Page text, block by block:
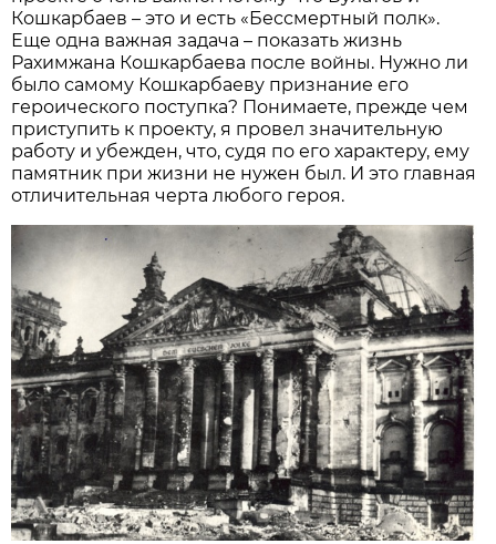
Кошкарбаев – это и есть «Бессмертный полк».
Еще одна важная задача – показать жизнь
Рахимжана Кошкарбаева после войны. Нужно ли
было самому Кошкарбаеву признание его
героического поступка? Понимаете, прежде чем
приступить к проекту, я провел значительную
работу и убежден, что, судя по его характеру, ему
памятник при жизни не нужен был. И это главная
отличительная черта любого героя.